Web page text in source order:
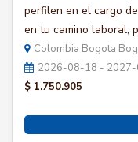
perfilen en el cargo
en tu camino laboral,
Colombia Bogota
2026-08-18 -
$ 1.750.905